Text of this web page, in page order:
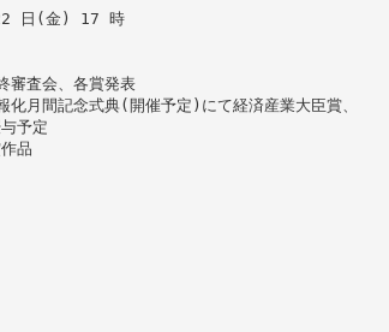
日(金) 17 時
査会、各賞発表
間記念式典(開催予定)にて経済産業大臣賞、
予定
品